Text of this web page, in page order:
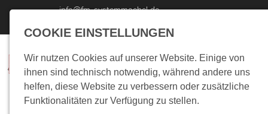
info@fm-systemmoebel.de
COOKIE EINSTELLUNGEN
Wir nutzen Cookies auf unserer Website. Einige von
ihnen sind technisch notwendig, während andere uns
helfen, diese Website zu verbessern oder zusätzliche
Funktionalitäten zur Verfügung zu stellen.